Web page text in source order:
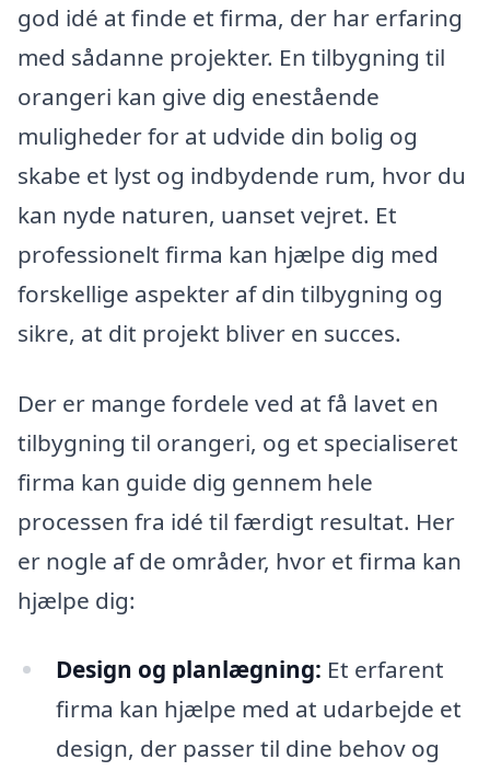
god idé at finde et firma, der har erfaring
med sådanne projekter. En tilbygning til
orangeri kan give dig enestående
muligheder for at udvide din bolig og
skabe et lyst og indbydende rum, hvor du
kan nyde naturen, uanset vejret. Et
professionelt firma kan hjælpe dig med
forskellige aspekter af din tilbygning og
sikre, at dit projekt bliver en succes.
Der er mange fordele ved at få lavet en
tilbygning til orangeri, og et specialiseret
firma kan guide dig gennem hele
processen fra idé til færdigt resultat. Her
er nogle af de områder, hvor et firma kan
hjælpe dig:
Design og planlægning: Et erfarent
firma kan hjælpe med at udarbejde et
design, der passer til dine behov og